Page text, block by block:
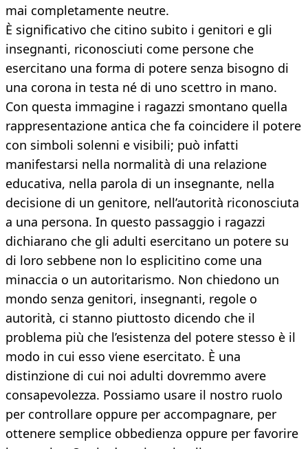
mai completamente neutre.
È significativo che citino subito i genitori e gli
insegnanti, riconosciuti come persone che
esercitano una forma di potere senza bisogno di
una corona in testa né di uno scettro in mano.
Con questa immagine i ragazzi smontano quella
rappresentazione antica che fa coincidere il potere
con simboli solenni e visibili; può infatti
manifestarsi nella normalità di una relazione
educativa, nella parola di un insegnante, nella
decisione di un genitore, nell’autorità riconosciuta
a una persona. In questo passaggio i ragazzi
dichiarano che gli adulti esercitano un potere su
di loro sebbene non lo esplicitino come una
minaccia o un autoritarismo. Non chiedono un
mondo senza genitori, insegnanti, regole o
autorità, ci stanno piuttosto dicendo che il
problema più che l’esistenza del potere stesso è il
modo in cui esso viene esercitato. È una
distinzione di cui noi adulti dovremmo avere
consapevolezza. Possiamo usare il nostro ruolo
per controllare oppure per accompagnare, per
ottenere semplice obbedienza oppure per favorire